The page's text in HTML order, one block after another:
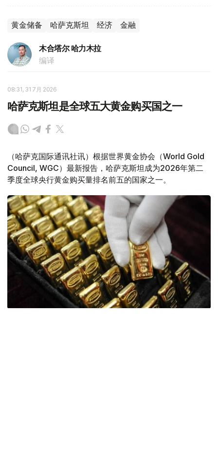
黄金储备 哈萨克斯坦 经济 金融
木合塔尔 哈力木拉
编译
08:31, 31 7月 2026
哈萨克斯坦是全球五大黄金购买国之一
（哈萨克国际通讯社讯）根据世界黄金协会（World Gold
Council, WGC）最新报告，哈萨克斯坦成为2026年第二
季度全球央行黄金购买量排名前五的国家之一。